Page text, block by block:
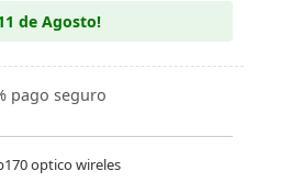
de Agosto!
pago seguro
optico wireles